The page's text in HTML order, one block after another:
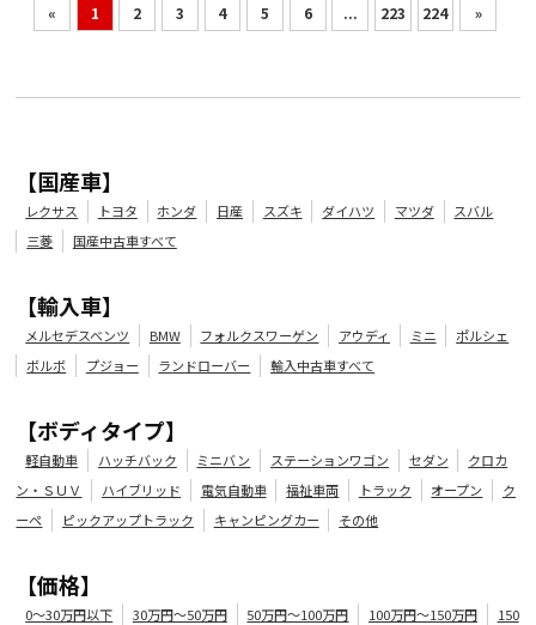
2016
« 1 2 3 4 5 6 ... 223 224 »
【国産車】
レクサス トヨタ ホンダ 日産 スズキ ダイハツ マツダ
スバル
三菱
国産中古車すべて
【輸入車】
メルセデスベンツ BMW フォルクスワーゲン アウディ ミニ
ポルシェ
ボルボ
プジョー ランドローバー 輸入中古車すべて
【ボディタイプ】
軽自動車 ハッチバック ミニバン ステーションワゴン セダン
クロカ
ン・ＳＵＶ
ハイブリッド 電気自動車 福祉車両 トラック オープン
ク
ーペ
ピックアップトラック キャンピングカー その他
【価格】
0～30万円以下 30万円～50万円 50万円～100万円 100万円～150万円
150